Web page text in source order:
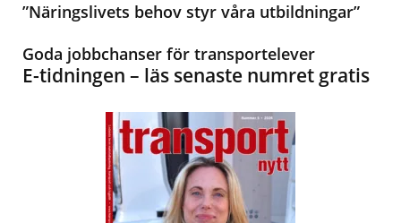
”Näringslivets behov styr våra utbildningar”
Goda jobbchanser för transportelever
E-tidningen – läs senaste numret gratis